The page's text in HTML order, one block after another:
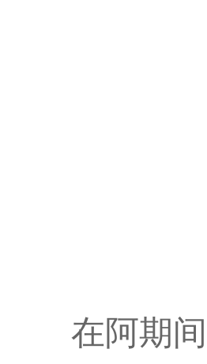
在阿期间